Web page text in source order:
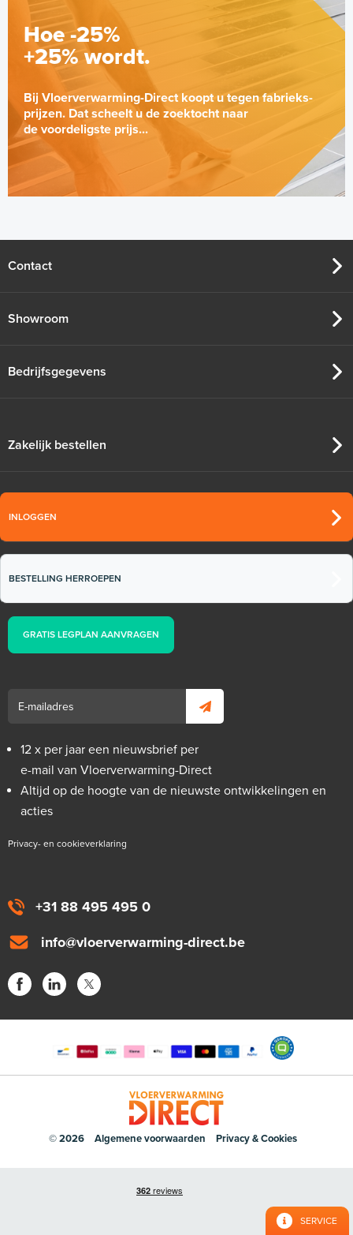
Hoe -25%
+25% wordt.
Bij Vloerverwarming-Direct koopt u tegen fabrieks-
prijzen. Dat scheelt u de zoektocht naar
de voordeligste prijs...
+31 88 495 495 0
info@vloerverwarming-direct.be
Contact
Showroom
Bedrijfsgegevens
Zakelijk bestellen
INLOGGEN
BESTELLING HERROEPEN
GRATIS LEGPLAN AANVRAGEN
12 x per jaar een nieuwsbrief per
e-mail van Vloerverwarming-Direct
Altijd op de hoogte van de nieuwste ontwikkelingen en
acties
Privacy- en cookieverklaring
© 2026 Algemene voorwaarden Privacy & Cookies
SERVICE